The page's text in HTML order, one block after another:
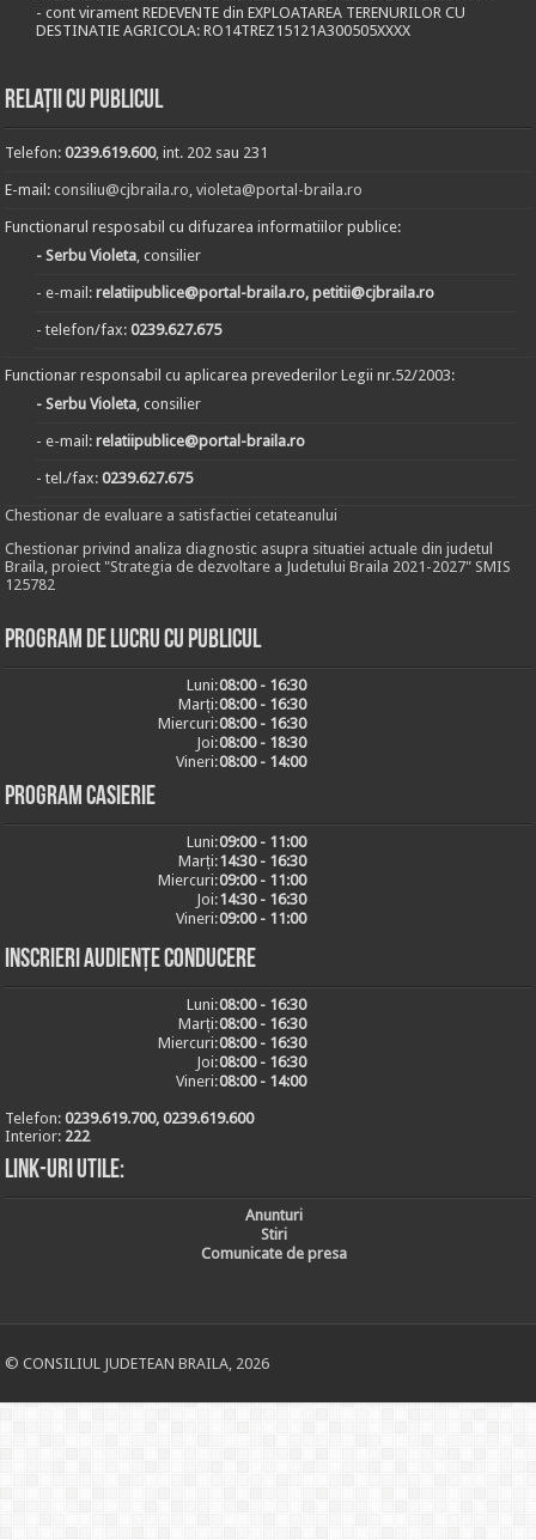
- cont virament REDEVENTE din EXPLOATAREA TERENURILOR CU
DESTINATIE AGRICOLA: RO14TREZ15121A300505XXXX
Relații cu publicul
Telefon:0239.619.600, int. 202 sau 231
E-mail:consiliu@cjbraila.ro,violeta@portal-braila.ro
Functionarul resposabil cu difuzarea informatiilor publice:
- Serbu Violeta, consilier
- e-mail:relatiipublice@portal-braila.ro, petitii@cjbraila.ro
- telefon/fax:0239.627.675
Functionar responsabil cu aplicarea prevederilor Legii nr.52/2003:
- Serbu Violeta, consilier
- e-mail:relatiipublice@portal-braila.ro
- tel./fax:0239.627.675
Chestionar de evaluare a satisfactiei cetateanului
Chestionar privind analiza diagnostic asupra situatiei actuale din judetul
Braila, proiect "Strategia de dezvoltare a Judetului Braila 2021-2027" SMIS
125782
Program de lucru cu publicul
Luni:08:00 - 16:30
Marți:08:00 - 16:30
Miercuri:08:00 - 16:30
Joi:08:00 - 18:30
Vineri:08:00 - 14:00
Program casierie
Luni:09:00 - 11:00
Marți:14:30 - 16:30
Miercuri:09:00 - 11:00
Joi:14:30 - 16:30
Vineri:09:00 - 11:00
Inscrieri audiențe conducere
Luni:08:00 - 16:30
Marți:08:00 - 16:30
Miercuri:08:00 - 16:30
Joi:08:00 - 16:30
Vineri:08:00 - 14:00
Telefon:0239.619.700, 0239.619.600
Interior: 222
Link-uri utile:
Anunturi
Stiri
Comunicate de presa
© CONSILIUL JUDETEAN BRAILA, 2026